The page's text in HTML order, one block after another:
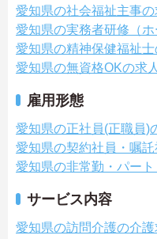
愛知県の社会福祉主事の
愛知県の実務者研修（
愛知県の精神保健福祉士
愛知県の無資格OKの求人
雇用形態
愛知県の正社員(正職員)
愛知県の契約社員・嘱
愛知県の非常勤・パー
サービス内容
愛知県の訪問介護の介護